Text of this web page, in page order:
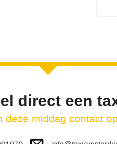
direct een
deze middag contact